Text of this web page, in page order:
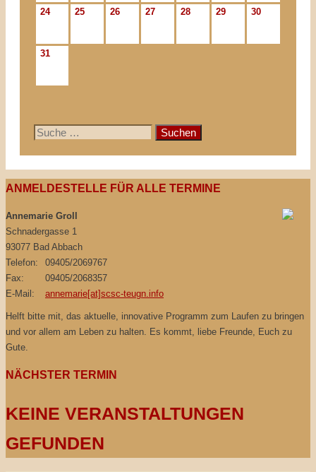
24 25 26 27 28 29 30
31
Suche
ANMELDESTELLE FÜR ALLE TERMINE
Annemarie Groll
Schnadergasse 1
93077 Bad Abbach
Telefon:
09405/2069767
Fax:
09405/2068357
E-Mail:
annemarie[at]scsc-teugn.info
Helft bitte mit, das aktuelle, innovative Programm zum Laufen zu bringen
und vor allem am Leben zu halten. Es kommt, liebe Freunde, Euch zu
Gute.
NÄCHSTER TERMIN
KEINE VERANSTALTUNGEN
GEFUNDEN